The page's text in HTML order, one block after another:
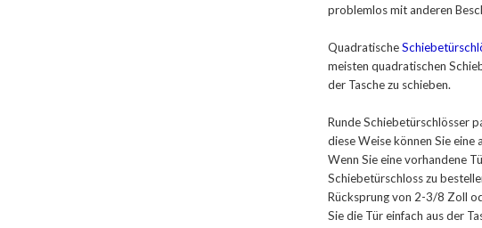
problemlos mit anderen
Quadratische
meisten quadratischen
der Tasche zu schieben.
Runde Schiebetürschlösser
diese Weise können Sie
Wenn Sie eine vorhandene
Schiebetürschloss zu
Rücksprung von 2-3/8 Zoll
Sie die Tür einfach aus der